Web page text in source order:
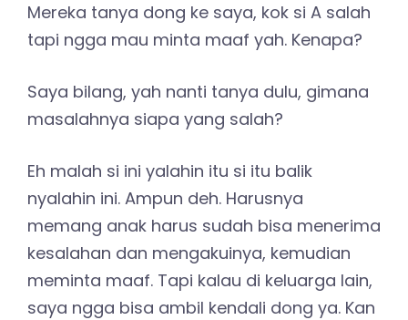
Mereka tanya dong ke saya, kok si A salah
tapi ngga mau minta maaf yah. Kenapa?
Saya bilang, yah nanti tanya dulu, gimana
masalahnya siapa yang salah?
Eh malah si ini yalahin itu si itu balik
nyalahin ini. Ampun deh. Harusnya
memang anak harus sudah bisa menerima
kesalahan dan mengakuinya, kemudian
meminta maaf. Tapi kalau di keluarga lain,
saya ngga bisa ambil kendali dong ya. Kan